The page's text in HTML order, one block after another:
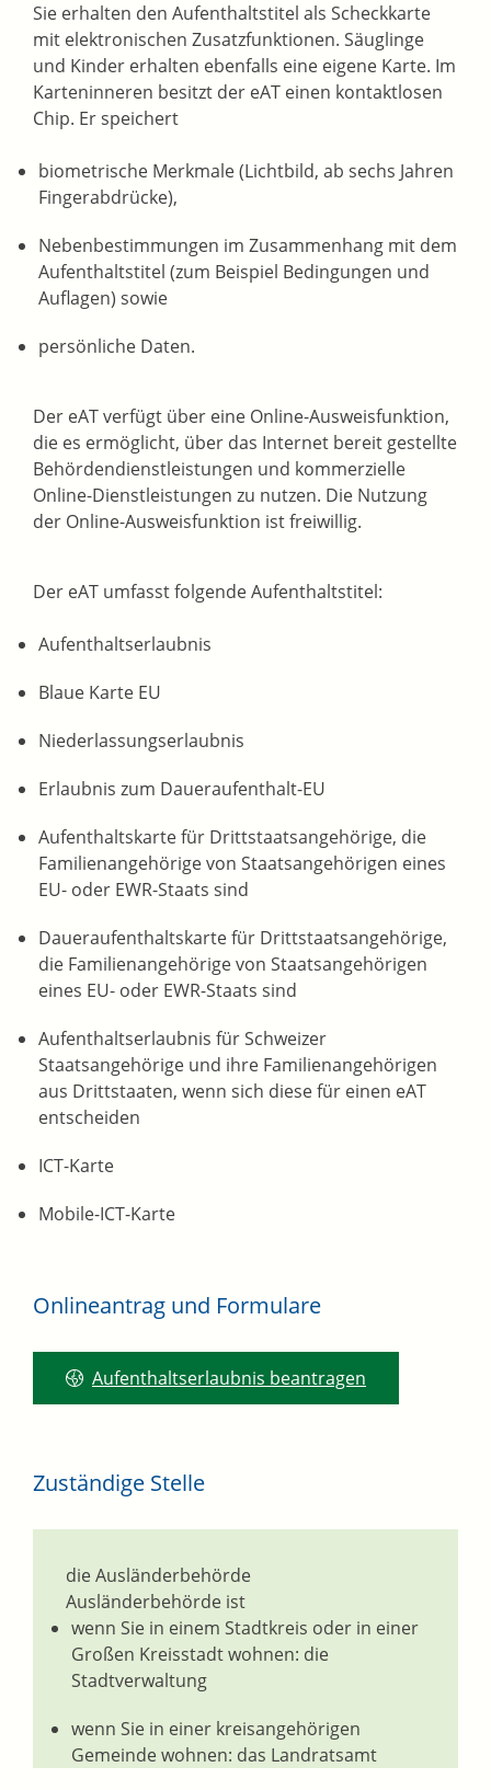
Sie erhalten den Aufenthaltstitel als Scheckkarte
mit elektronischen Zusatzfunktionen. Säuglinge
und Kinder erhalten ebenfalls eine eigene Karte. Im
Karteninneren besitzt der eAT einen kontaktlosen
Chip. Er speichert
biometrische Merkmale (Lichtbild, ab sechs Jahren
Fingerabdrücke),
Nebenbestimmungen im Zusammenhang mit dem
Aufenthaltstitel (zum Beispiel Bedingungen und
Auflagen) sowie
persönliche Daten.
Der eAT verfügt über eine Online-Ausweisfunktion,
die es ermöglicht, über das Internet bereit gestellte
Behördendienstleistungen und kommerzielle
Online-Dienstleistungen zu nutzen. Die Nutzung
der Online-Ausweisfunktion ist freiwillig.
Der eAT umfasst folgende Aufenthaltstitel:
Aufenthaltserlaubnis
Blaue Karte EU
Niederlassungserlaubnis
Erlaubnis zum Daueraufenthalt-EU
Aufenthaltskarte für Drittstaatsangehörige, die
Familienangehörige von Staatsangehörigen eines
EU- oder EWR-Staats sind
Daueraufenthaltskarte für Drittstaatsangehörige,
die Familienangehörige von Staatsangehörigen
eines EU- oder EWR-Staats sind
Aufenthaltserlaubnis für Schweizer
Staatsangehörige und ihre Familienangehörigen
aus Drittstaaten, wenn sich diese für einen eAT
entscheiden
ICT-Karte
Mobile-ICT-Karte
Onlineantrag und Formulare
Aufenthaltserlaubnis beantragen
Zuständige Stelle
die Ausländerbehörde
Ausländerbehörde ist
wenn Sie in einem Stadtkreis oder in einer
Großen Kreisstadt wohnen: die
Stadtverwaltung
wenn Sie in einer kreisangehörigen
Gemeinde wohnen: das Landratsamt